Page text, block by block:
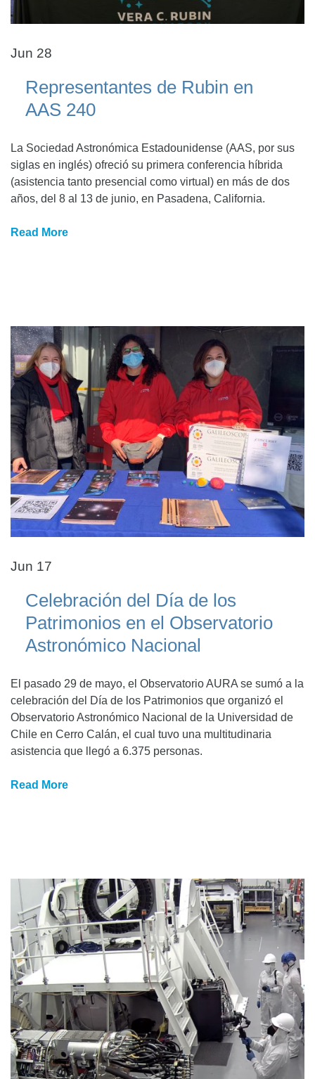
Jun 28
Representantes de Rubin en
AAS 240
La Sociedad Astronómica Estadounidense (AAS, por sus
siglas en inglés) ofreció su primera conferencia híbrida
(asistencia tanto presencial como virtual) en más de dos
años, del 8 al 13 de junio, en Pasadena, California.
Read More
Jun 17
Celebración del Día de los
Patrimonios en el Observatorio
Astronómico Nacional
El pasado 29 de mayo, el Observatorio AURA se sumó a la
celebración del Día de los Patrimonios que organizó el
Observatorio Astronómico Nacional de la Universidad de
Chile en Cerro Calán, el cual tuvo una multitudinaria
asistencia que llegó a 6.375 personas.
Read More